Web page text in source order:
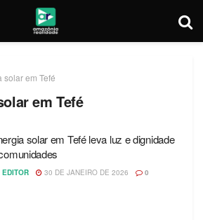
solar em Tefé
em Tefé
solar em Tefé leva luz e dignidade
EDITOR 30 DE JANEIRO DE 2026 0